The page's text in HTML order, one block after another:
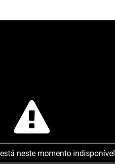
neste momento indisponível